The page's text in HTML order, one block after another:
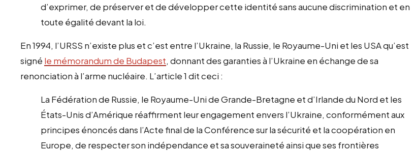
d’exprimer, de préserver et de développer cette identité sans aucune discrimination et en
toute égalité devant la loi.
En 1994, l’URSS n’existe plus et c’est entre l’Ukraine, la Russie, le Royaume-Uni et les USA qu’est
signé le mémorandum de Budapest, donnant des garanties à l’Ukraine en échange de sa
renonciation à l’arme nucléaire. L’article 1 dit ceci :
La Fédération de Russie, le Royaume-Uni de Grande-Bretagne et d’Irlande du Nord et les
États-Unis d’Amérique réaffirment leur engagement envers l’Ukraine, conformément aux
principes énoncés dans l’Acte final de la Conférence sur la sécurité et la coopération en
Europe, de respecter son indépendance et sa souveraineté ainsi que ses frontières